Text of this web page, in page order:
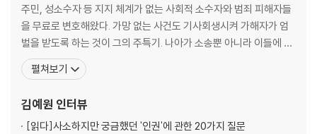
주민, 성소수자 등 지지 체계가 없는 사회적 소수자와 범죄 피해자들
을 무료로 변호해왔다. 가망 없는 사건도 기사회생시켜 가해자가 엄
벌을 받도록 하는 것이 그의 주특기. 나아가 소송뿐 아니라 이들에 대
한 정책 연구, 입법과 제도 개선까지 연결하려 고군분투 중이다. 서울
시 인권위원회 부위원장, 장애인차별시정위원, 문화다양성위원, 검
복지 대상, 제12회 청년일가상, 그리고 4번의
펼쳐보기
김예원 인터뷰
[읽다]사소하지만 궁금했던 '인권'에 관한 20가지 질문